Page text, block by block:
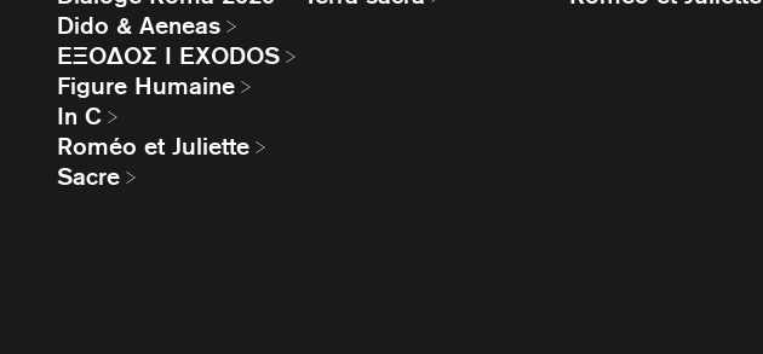
Dido & Aeneas
EΞΟΔΟΣ I EXODOS
Figure Humaine
In C
Roméo et Juliette
Sacre